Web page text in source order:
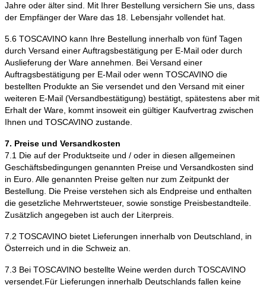
Jahre oder älter sind. Mit Ihrer Bestellung versichern Sie uns, dass
der Empfänger der Ware das 18. Lebensjahr vollendet hat.
5.6 TOSCAVINO kann Ihre Bestellung innerhalb von fünf Tagen
durch Versand einer Auftragsbestätigung per E-Mail oder durch
Auslieferung der Ware annehmen. Bei Versand einer
Auftragsbestätigung per E-Mail oder wenn TOSCAVINO die
bestellten Produkte an Sie versendet und den Versand mit einer
weiteren E-Mail (Versandbestätigung) bestätigt, spätestens aber mit
Erhalt der Ware, kommt insoweit ein gültiger Kaufvertrag zwischen
Ihnen und TOSCAVINO zustande.
7. Preise und Versandkosten
7.1 Die auf der Produktseite und / oder in diesen allgemeinen
Geschäftsbedingungen genannten Preise und Versandkosten sind
in Euro. Alle genannten Preise gelten nur zum Zeitpunkt der
Bestellung. Die Preise verstehen sich als Endpreise und enthalten
die gesetzliche Mehrwertsteuer, sowie sonstige Preisbestandteile.
Zusätzlich angegeben ist auch der Literpreis.
7.2 TOSCAVINO bietet Lieferungen innerhalb von Deutschland, in
Österreich und in die Schweiz an.
7.3 Bei TOSCAVINO bestellte Weine werden durch TOSCAVINO
versendet.Für Lieferungen innerhalb Deutschlands fallen keine